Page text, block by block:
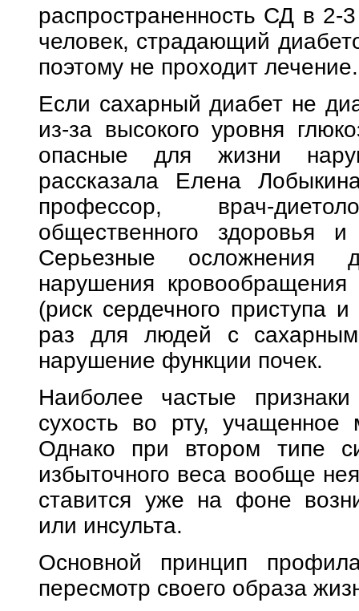
распространенность СД в
человек, страдающий
поэтому не проходит лечение.
Если сахарный диабет не
из-за высокого уровня
опасные для жизни
рассказала Елена
профессор, врач-
общественного здоровья
Серьезные осложнения
нарушения
(риск сердечного приступа
раз для людей с
нарушение функции почек.
Наиболее частые
сухость во рту, учащенное
Однако при втором типе
избыточного веса вообще
ставится уже на фоне
или инсульта.
Основной принцип
пересмотр своего образа